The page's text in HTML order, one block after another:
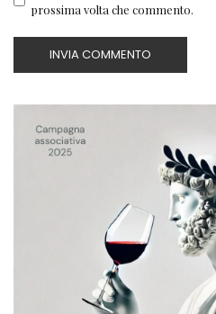
prossima volta che commento.